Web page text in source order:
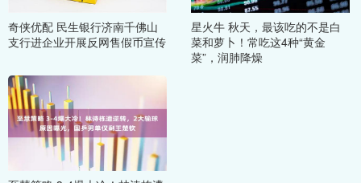
奇侠优配 民生银行济南千佛山
支行进企业开展反网售假币宣传
星火牛 秋天，最该吃的不是白
菜和萝卜！常吃这4种“黄金
菜”，润肺降燥